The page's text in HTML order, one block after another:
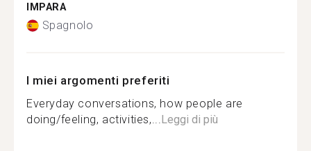
IMPARA
Spagnolo
I miei argomenti preferiti
Everyday conversations, how people are
doing/feeling, activities,...Leggi di più